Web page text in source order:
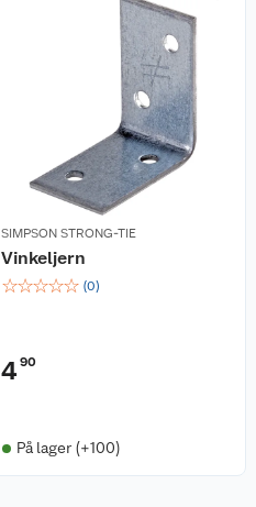
SIMPSON STRONG-TIE
Vinkeljern
☆☆☆☆☆ (0)
490
På lager (+100)